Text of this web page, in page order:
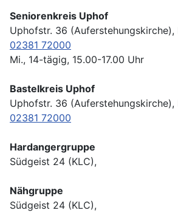
Seniorenkreis Uphof
Uphofstr. 36 (Auferstehungskirche),
02381 72000
Mi., 14-tägig, 15.00-17.00 Uhr
Bastelkreis Uphof
Uphofstr. 36 (Auferstehungskirche),
02381 72000
Hardangergruppe
Südgeist 24 (KLC),
Nähgruppe
Südgeist 24 (KLC),